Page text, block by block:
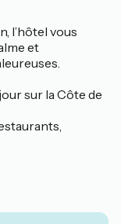
l’hôtel vous
et
sur la Côte de